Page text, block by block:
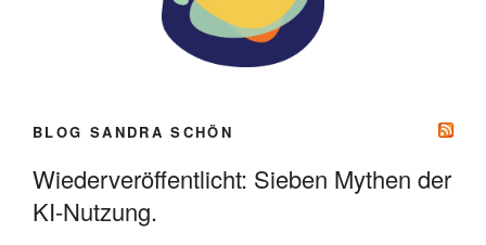
BLOG SANDRA SCHÖN
Wiederveröffentlicht: Sieben Mythen der
KI-Nutzung.